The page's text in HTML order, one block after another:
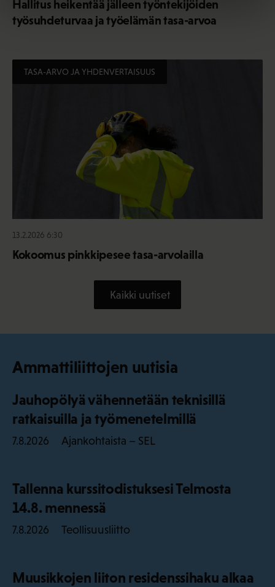
Hallitus heikentää jälleen työntekijöiden
työsuhdeturvaa ja työelämän tasa-arvoa
TASA-ARVO JA YHDENVERTAISUUS
13.2.2026 6:30
Kokoomus pinkkipesee tasa-arvolailla
Kaikki uutiset
Ammattiliittojen uutisia
Jauhopölyä vähennetään teknisillä
ratkaisuilla ja työmenetelmillä
7.8.2026 Ajankohtaista – SEL
Tallenna kurssitodistuksesi Telmosta
14.8. mennessä
7.8.2026 Teollisuusliitto
Muusikkojen liiton residenssihaku alkaa